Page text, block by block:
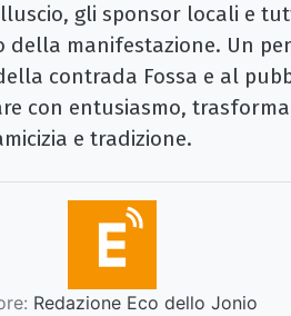
gli sponsor locali e
manifestazione. Un
contrada Fossa e al
con entusiasmo,
e tradizione.
Redazione Eco dello Jonio